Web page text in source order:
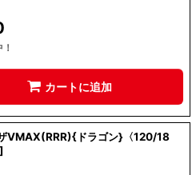
カートに追加
VMAX(RRR){ドラゴン}〈120/18